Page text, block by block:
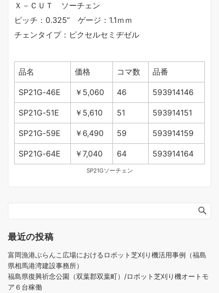
Ｘ－ＣＵＴ ソーチェン
ピッチ：0.325” ゲージ：1.1ｍｍ
チェンタイプ：ピクセルセミヂゼル
品名 価格 コマ数 品番
SP21G-46E ￥5,060 46 593914146
SP21G-51E ￥5,610 51 593914151
SP21G-59E ￥6,490 59 593914159
SP21G-64E ￥7,040 64 593914164
SP21Gソーチェン
最近の投稿
富岡漁港ぶらんこ広場におけるロボット芝刈り機活用事例（福島
県相馬港湾建設事務所）
福島県復興祈念公園（双葉郡双葉町）/ロボット芝刈り機オートモ
ア６台稼働